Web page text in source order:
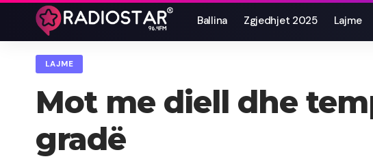
Ballina Zgjedhjet 2025 Lajme
LAJME
Mot me diell dhe
gradë